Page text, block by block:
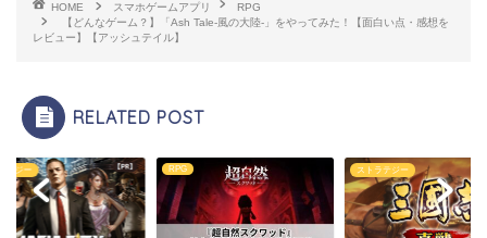
HOME スマホゲームアプリ
RPG
【どんなゲーム？】「Ash Tale-風の大陸-」をやってみた！【面白い点・感想を
レビュー】【アッシュテイル】
RELATED POST
テジー RPG ストラテジー